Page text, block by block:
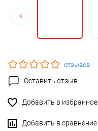
отзывов
Оставить отзыв
Добавить в избранное
Добавить в сравнение